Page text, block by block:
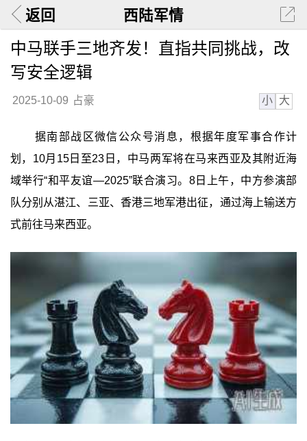
返回 西陆军情
中马联手三地齐发！直指共同挑战，改
写安全逻辑
2025-10-09 占豪 小 大
据南部战区微信公众号消息，根据年度军事合作计
划，10月15日至23日，中马两军将在马来西亚及其附近海
域举行“和平友谊—2025”联合演习。8日上午，中方参演部
队分别从湛江、三亚、香港三地军港出征，通过海上输送方
式前往马来西亚。